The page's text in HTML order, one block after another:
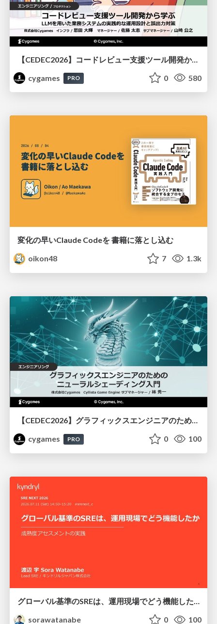
【CEDEC2026】コードレビュー支援ツール開発から学ぶ：LLMを用いた業務システムの実践的な運用設計と誤出力対策
cygames
PRO 0 580
変化の早いClaude Codeを 書籍に落とし込む
oikon48
7 1.3k
【CEDEC2026】グラフィックスエンジニアのためのニューラルシェーディング入門
cygames
PRO 0 100
sorawatanabe
0 100